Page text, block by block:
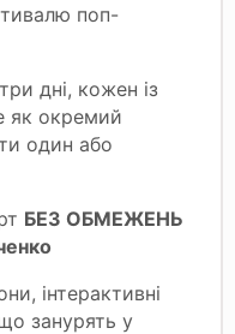
поп-
дні, кожен із
як окремий
один або
БЕЗ ОБМЕЖЕНЬ
інтерактивні
занурять у